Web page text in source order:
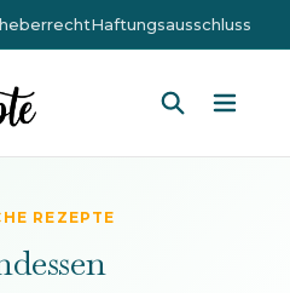
Haftungsausschluss
REZEPTE